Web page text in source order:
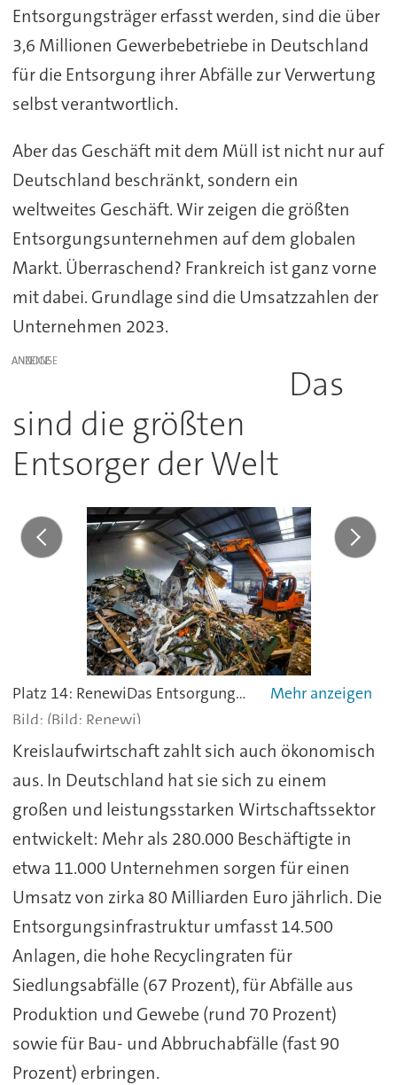
Entsorgungsträger erfasst werden, sind die über
3,6 Millionen Gewerbebetriebe in Deutschland
für die Entsorgung ihrer Abfälle zur Verwertung
selbst verantwortlich.
Aber das Geschäft mit dem Müll ist nicht nur auf
Deutschland beschränkt, sondern ein
weltweites Geschäft. Wir zeigen die größten
Entsorgungsunternehmen auf dem globalen
Markt. Überraschend? Frankreich ist ganz vorne
mit dabei. Grundlage sind die Umsatzzahlen der
Unternehmen 2023.
ANZEIGE
Das
sind die größten
Entsorger der Welt
Platz 14: RenewiDas Entsorgungsunternehmen Renewi hat seinen Sitz in Großbritannien, ist aber hauptsächlich in den Benelux-Ländern (Belgien, Niederlande, Luxemburg) aktiv. Der Konzern hat sich das Prinzip "Waste-to-Product" auf die Fahnen geschrieben. Der Nettoumsatz von 1,629 Milliarden Euro in 2023 verteilt sich wie folgt auf die einzelnen Bereiche: Sammlung, Recycling und Behandlung von gewerblichen und organischen Abfällen (72,1 Prozent): darunter auch Stromerzeugung aus Deponiegas, industrielle Reinigung, Verarbeitung von Biomasse und Herstellung von Düngemitteln, Verwaltung von Siedlungsabfällen und Sonderabfällen (18 Prozent), Entsorgung gefährlicher Abfälle (9,9 Prozent): Wiederaufbereitung und Reinigung von Böden, Abwasser, So werden von den jährlich verwerteten 14 Millionen Tonnen Abfall 89 Prozent entweder recycelt oder zur Energierückgewinnung verwendet.
(Bild: Renewi)
Kreislaufwirtschaft zahlt sich auch ökonomisch
aus. In Deutschland hat sie sich zu einem
großen und leistungsstarken Wirtschaftssektor
entwickelt: Mehr als 280.000 Beschäftigte in
etwa 11.000 Unternehmen sorgen für einen
Umsatz von zirka 80 Milliarden Euro jährlich. Die
Entsorgungsinfrastruktur umfasst 14.500
Anlagen, die hohe Recyclingraten für
Siedlungsabfälle (67 Prozent), für Abfälle aus
Produktion und Gewebe (rund 70 Prozent)
sowie für Bau- und Abbruchabfälle (fast 90
Prozent) erbringen.